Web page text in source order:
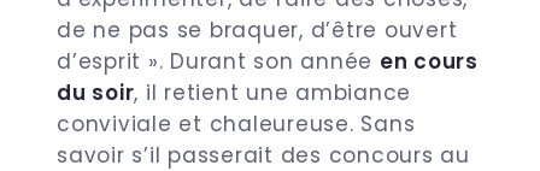
de ne pas se braquer, d’être ouvert
d’esprit ». Durant son année en cours
du soir, il retient une ambiance
conviviale et chaleureuse. Sans
savoir s’il passerait des concours au